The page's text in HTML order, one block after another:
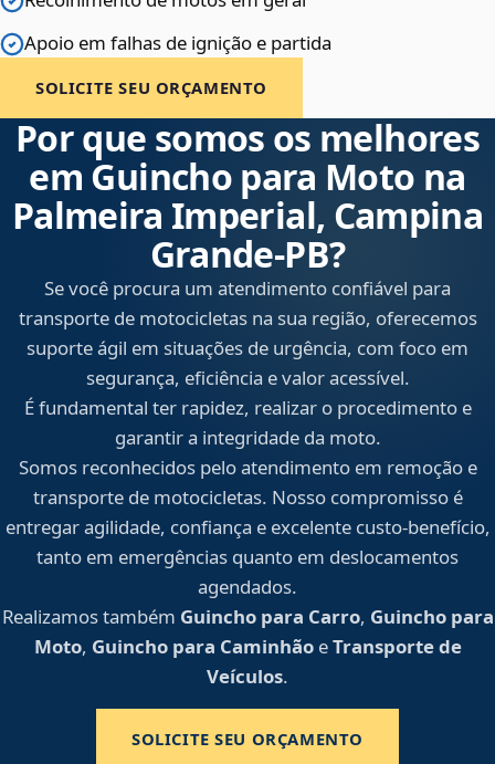
Apoio em falhas de ignição e partida
SOLICITE SEU ORÇAMENTO
Por que somos os melhores
em Guincho para Moto na
Palmeira Imperial, Campina
Grande‑PB?
Se você procura um atendimento confiável para
transporte de motocicletas na sua região, oferecemos
suporte ágil em situações de urgência, com foco em
segurança, eficiência e valor acessível.
É fundamental ter rapidez, realizar o procedimento e
garantir a integridade da moto.
Somos reconhecidos pelo atendimento em remoção e
transporte de motocicletas. Nosso compromisso é
entregar agilidade, confiança e excelente custo-benefício,
tanto em emergências quanto em deslocamentos
agendados.
Realizamos também Guincho para Carro, Guincho para
Moto, Guincho para CaminhãoeTransporte de
Veículos.
SOLICITE SEU ORÇAMENTO